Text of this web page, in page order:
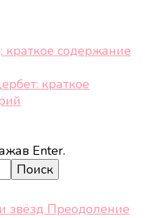
краткое содержание
краткое
Enter.
звёзд Преодоление